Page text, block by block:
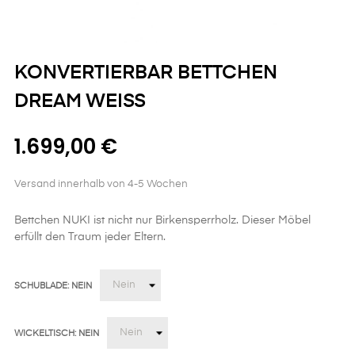
KONVERTIERBAR BETTCHEN
DREAM WEISS
1.699,00 €
Versand innerhalb von 4-5 Wochen
Bettchen NUKI ist nicht nur Birkensperrholz. Dieser Möbel
erfüllt den Traum jeder Eltern.
SCHUBLADE: NEIN
WICKELTISCH: NEIN